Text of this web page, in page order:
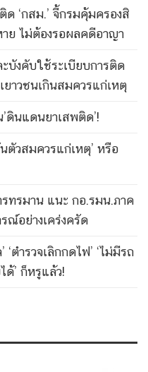
‘กสม.’ จี้กรมคุ้มครองสิ
าย ไม่ต้องรอผลคดีอาญา
บังคับใช้ระเบียบการติด
าวชนเกินสมควรแก่เหตุ
’ดินแดนยาเสพติด’!
ตัวสมควรแก่เหตุ’ หรือ
ทรมาน แนะ กอ.รมน.ภาค
ณ์อย่างเคร่งครัด
ตำรวจเลิกกดไฟ’ ‘ไม่มีรถ
ด้’ ก็หรูแล้ว!